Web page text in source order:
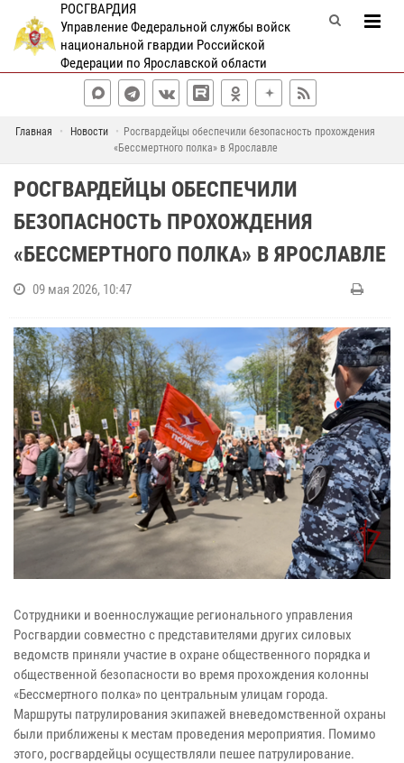
РОСГВАРДИЯ
Управление Федеральной службы войск
национальной гвардии Российской
Федерации по Ярославской области
Главная Новости
Росгвардейцы обеспечили безопасность прохождения
«Бессмертного полка» в Ярославле
РОСГВАРДЕЙЦЫ ОБЕСПЕЧИЛИ
БЕЗОПАСНОСТЬ ПРОХОЖДЕНИЯ
«БЕССМЕРТНОГО ПОЛКА» В ЯРОСЛАВЛЕ
09 мая 2026, 10:47
Сотрудники и военнослужащие регионального управления
Росгвардии совместно с представителями других силовых
ведомств приняли участие в охране общественного порядка и
общественной безопасности во время прохождения колонны
«Бессмертного полка» по центральным улицам города.
Маршруты патрулирования экипажей вневедомственной охраны
были приближены к местам проведения мероприятия. Помимо
этого, росгвардейцы осуществляли пешее патрулирование.